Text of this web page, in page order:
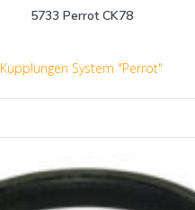
5733 Perrot CK78
Kupplungen System "Perrot"